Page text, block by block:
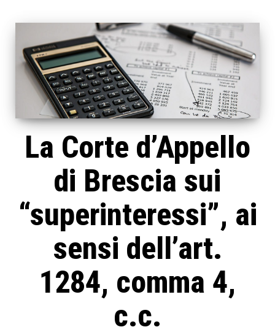
La Corte d’Appello
di Brescia sui
“superinteressi”, ai
sensi dell’art.
1284, comma 4,
c.c.